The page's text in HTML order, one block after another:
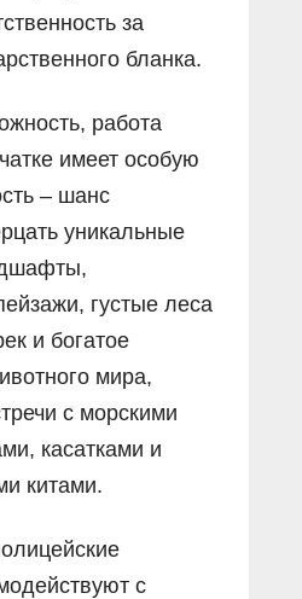
за
бланка.
работа
имеет особую
– шанс
уникальные
густые леса
и богатое
мира,
с морскими
касатками и
китами.
с